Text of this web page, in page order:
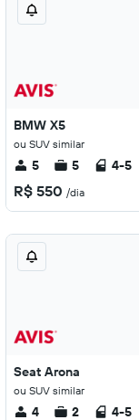
BMW X5
ou SUV similar
5 5 4-5
R$ 550 /dia
Seat Arona
ou SUV similar
4 2 4-5